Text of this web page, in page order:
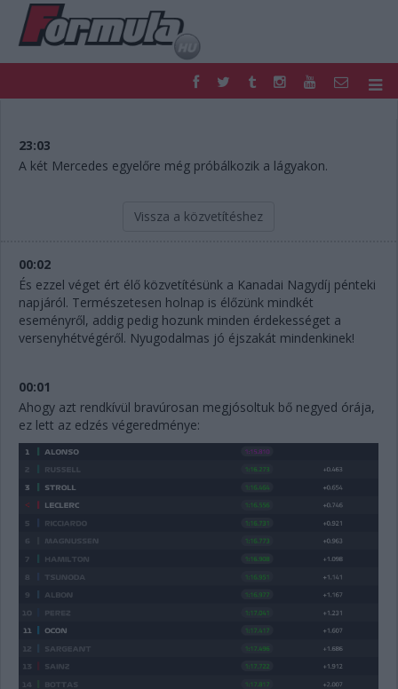
FORMULA
NEMZETKÖZI
HAZAI
VERSENYNAPTÁRAK
23:03
A két Mercedes egyelőre még próbálkozik a lágyakon.
Vissza a közvetítéshez
00:02
És ezzel véget ért élő közvetítésünk a Kanadai Nagydíj pénteki
napjáról. Természetesen holnap is élőzünk mindkét
eseményről, addig pedig hozunk minden érdekességet a
versenyhétvégéről. Nyugodalmas jó éjszakát mindenkinek!
00:01
Ahogy azt rendkívül bravúrosan megjósoltuk bő negyed órája,
ez lett az edzés végeredménye: